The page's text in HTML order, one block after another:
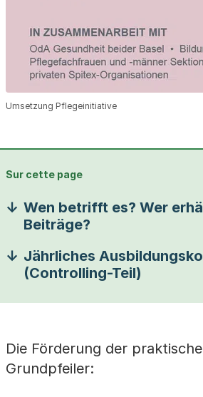
Umsetzung Pflegeinitiative
Sur cette page
Wen betrifft es? Wer
Beiträge?
Jährliches
(Controlling-Teil)
Die Förderung der
Grundpfeiler: